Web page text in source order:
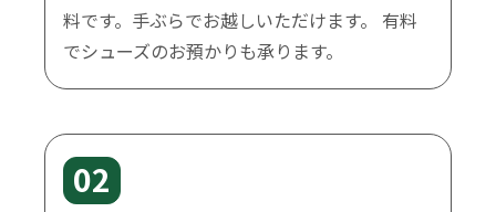
料です。手ぶらでお越しいただけます。 有料
でシューズのお預かりも承ります。
02